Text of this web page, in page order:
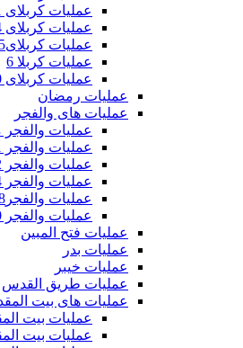
عملیات کربلای 1
عملیات کربلای 4
عملیات کربلای5
عملیات کربلا 6
عملیات کربلای 10
عملیات رمضان
عملیات های والفجر
عملیات والفجر
عملیات والفجر 1
عملیات والفجر 2
عملیات والفجر 4
عملیات والفجر8
عملیات والفجر 10
عملیات فتح المبین
عملیات بدر
عملیات خیبر
عملیات طریق القدس
عملیات های بیت
عملیات بیت
عملیات بیت